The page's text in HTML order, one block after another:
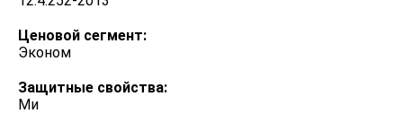
Ценовой сегмент:
Эконом
Защитные свойства:
Ми